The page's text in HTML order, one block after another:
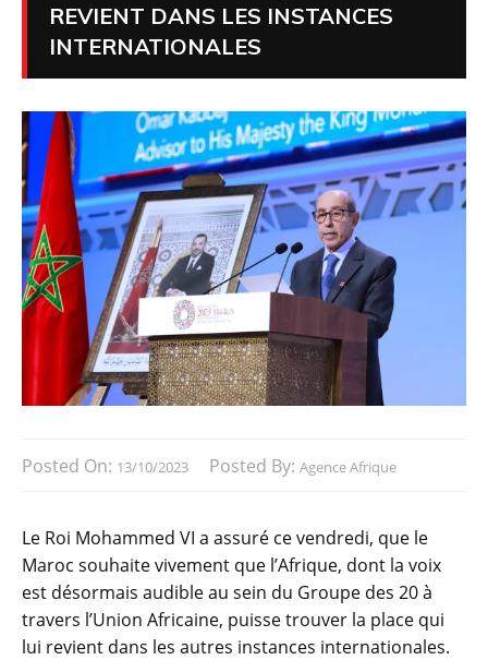
REVIENT DANS LES INSTANCES
INTERNATIONALES
Posted On: 13/10/2023 Posted By: Agence Afrique
Le Roi Mohammed VI a assuré ce vendredi, que le
Maroc souhaite vivement que l’Afrique, dont la voix
est désormais audible au sein du Groupe des 20 à
travers l’Union Africaine, puisse trouver la place qui
lui revient dans les autres instances internationales.